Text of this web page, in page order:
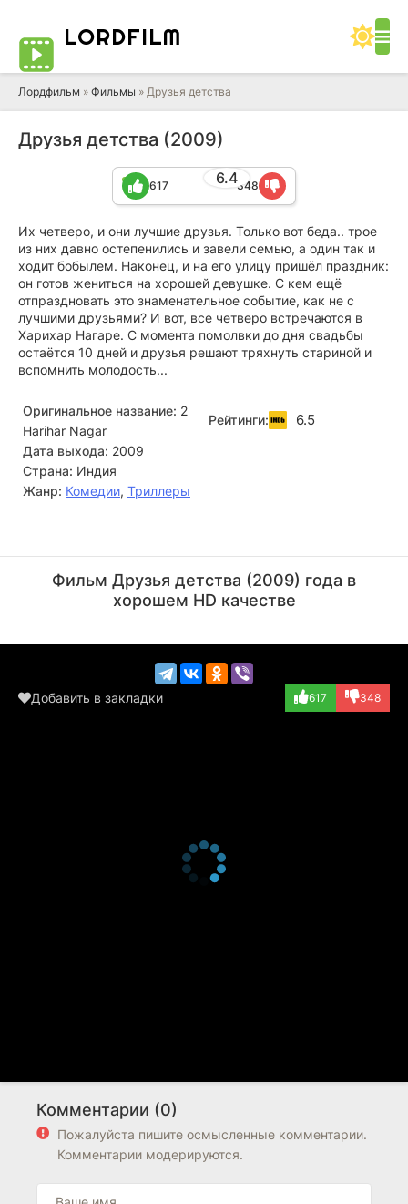
LORDFILM
Лордфильм » Фильмы » Друзья детства
Друзья детства (2009)
6.4
617 348
Их четверо, и они лучшие друзья. Только вот беда.. трое
из них давно остепенились и завели семью, а один так и
ходит бобылем. Наконец, и на его улицу пришёл праздник:
он готов жениться на хорошей девушке. С кем ещё
отпраздновать это знаменательное событие, как не с
лучшими друзьями? И вот, все четверо встречаются в
Харихар Нагаре. С момента помолвки до дня свадьбы
остаётся 10 дней и друзья решают тряхнуть стариной и
вспомнить молодость...
Оригинальное название: 2
Harihar Nagar
Дата выхода: 2009
Страна: Индия
Жанр: Комедии, Триллеры
Рейтинги: 6.5
(Govindankutty)
Фильм Друзья детства (2009) года в
хорошем HD качестве
Добавить в закладки 617 348
Комментарии (0)
Пожалуйста пишите осмысленные комментарии.
Комментарии модерируются.